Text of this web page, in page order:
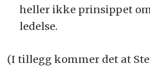
heller ikke prinsippet
ledelse.
(I tillegg kommer det at